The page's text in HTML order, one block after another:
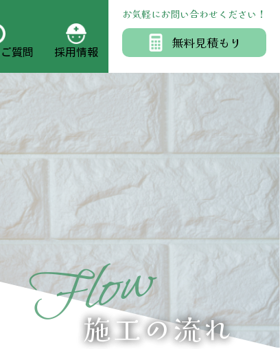
質問 採用情報
お気軽にお問い合わせください！
無料見積もり
Flow
施工の流れ